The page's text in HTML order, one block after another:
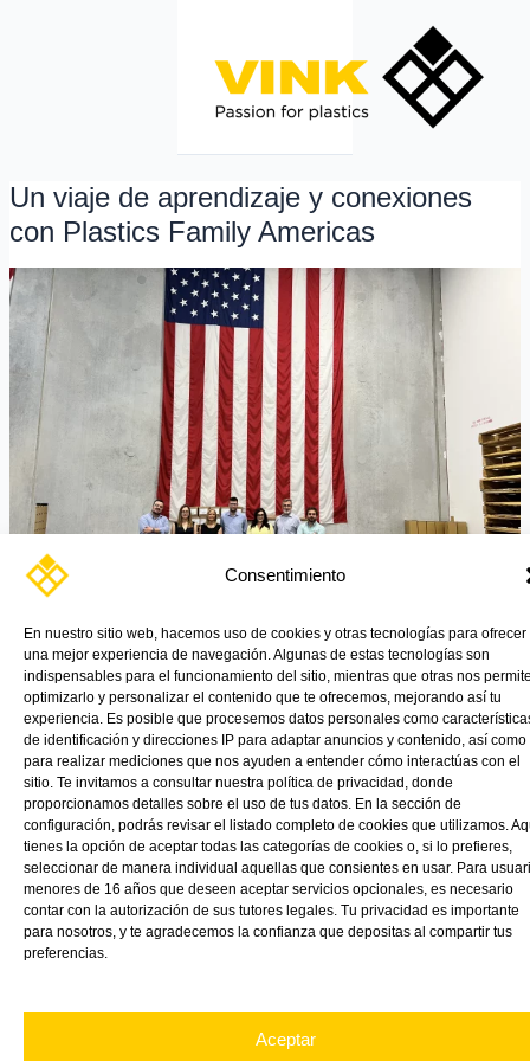
Consentimiento
En nuestro sitio web, hacemos uso de cookies y otras tecnologías para ofrecer
una mejor experiencia de navegación. Algunas de estas tecnologías son
indispensables para el funcionamiento del sitio, mientras que otras nos
optimizarlo y personalizar el contenido que te ofrecemos, mejorando así tu
experiencia. Es posible que procesemos datos personales como
de identificación y direcciones IP para adaptar anuncios y contenido, así como
para realizar mediciones que nos ayuden a entender cómo interactúas con el
sitio. Te invitamos a consultar nuestra política de privacidad, donde
proporcionamos detalles sobre el uso de tus datos. En la sección de
configuración, podrás revisar el listado completo de cookies que utilizamos.
tienes la opción de aceptar todas las categorías de cookies o, si lo prefieres,
seleccionar de manera individual aquellas que consientes en usar. Para
menores de 16 años que deseen aceptar servicios opcionales, es necesario
contar con la autorización de sus tutores legales. Tu privacidad es importante
para nosotros, y te agradecemos la confianza que depositas al compartir tus
preferencias.
Aceptar
Un viaje de aprendizaje y conexiones
con Plastics Family Americas
Equipo VINK Plastics Spain
Un
de
aprendizaje
y
conexiones
con
Plastics
Family
Americas
Read More »